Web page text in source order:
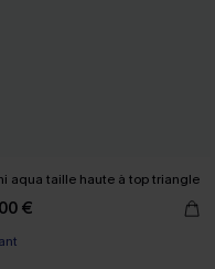
aqua taille haute à top triangle
€